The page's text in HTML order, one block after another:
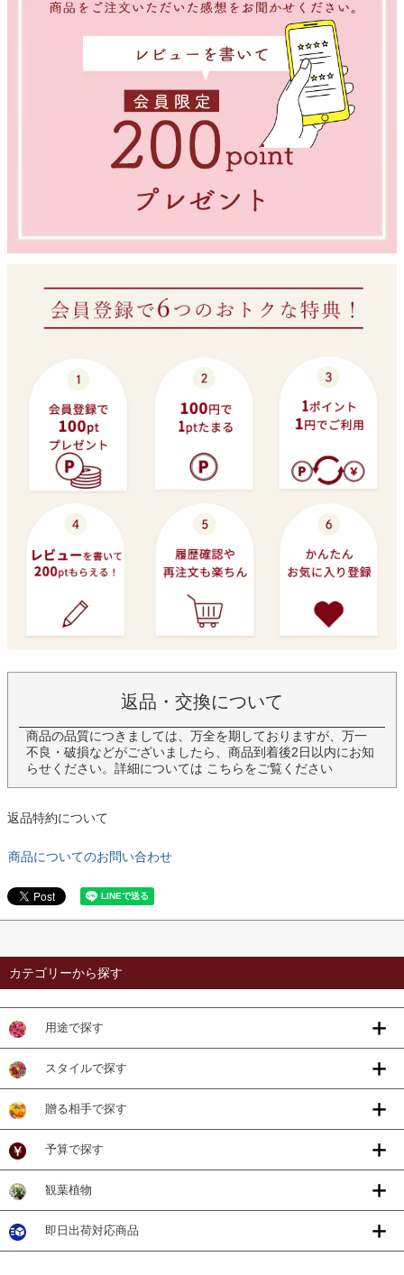
返品・交換について
商品の品質につきましては、万全を期しておりますが、万一
不良・破損などがございましたら、商品到着後2日以内にお知
らせください。詳細については こちらをご覧ください
返品特約について
商品についてのお問い合わせ
カテゴリーから探す
用途で探す
スタイルで探す
贈る相手で探す
予算で探す
観葉植物
即日出荷対応商品